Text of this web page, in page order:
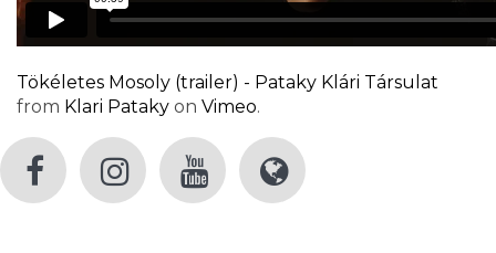
Tökéletes Mosoly (trailer) - Pataky Klári Társulat
from Klari Pataky on Vimeo.